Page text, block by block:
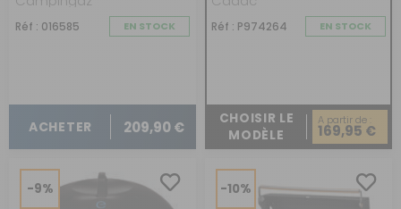
Réf : 016585 EN STOCK
ACHETER 209,90 €
Réf : P974264 EN STOCK
CHOISIR LE
MODÈLE
A partir de :
169,95 €
-9% -10%